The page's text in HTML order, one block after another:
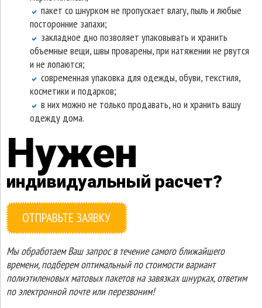
пакет со шнурком не пропускает влагу, пыль и любые
посторонние запахи;
закладное дно позволяет упаковывать и хранить
объемные вещи, швы проварены, при натяжении не рвутся
и не лопаются;
современная упаковка для одежды, обуви, текстиля,
косметики и подарков;
в них можно не только продавать, но и хранить вашу
одежду дома.
Нужен
индивидуальный расчет?
ОТПРАВЬТЕ ЗАЯВКУ
Мы обработаем Ваш запрос в течение самого ближайшего
времени, подберем оптимальный по стоимости вариант
полиэтиленовых матовых пакетов на завязках шнурках, ответим
по электронной почте или перезвоним!